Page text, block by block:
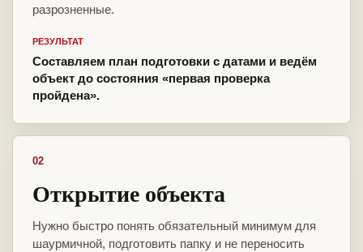
разрозненные.
РЕЗУЛЬТАТ
Составляем план подготовки с датами и ведём
объект до состояния «первая проверка
пройдена».
02
Открытие объекта
Нужно быстро понять обязательный минимум для
шаурмичной, подготовить папку и не переносить